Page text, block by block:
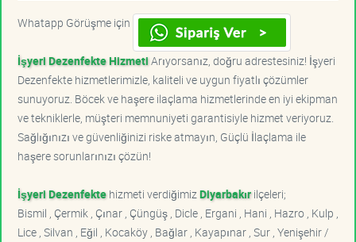
Whatapp Görüşme için
İşyeri Dezenfekte HizmetiArıyorsanız, doğru adrestesiniz! İşyeri
Dezenfekte hizmetlerimizle, kaliteli ve uygun fiyatlı çözümler
sunuyoruz. Böcek ve haşere ilaçlama hizmetlerinde en iyi ekipman
ve tekniklerle, müşteri memnuniyeti garantisiyle hizmet veriyoruz.
Sağlığınızı ve güvenliğinizi riske atmayın, Güçlü İlaçlama ile
haşere sorunlarınızı çözün!
İşyeri Dezenfektehizmeti verdiğimiz Diyarbakırilçeleri;
Bismil , Çermik , Çınar , Çüngüş , Dicle , Ergani , Hani , Hazro , Kulp ,
Lice , Silvan , Eğil , Kocaköy , Bağlar , Kayapınar , Sur , Yenişehir /